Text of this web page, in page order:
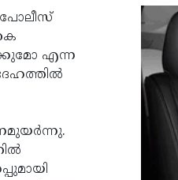
പോലീസ്
എന്ന